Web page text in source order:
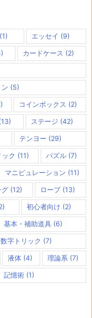
(1) エッセイ (9)
カードケース (2)
(5)
コインボックス (2)
ステージ (42)
テンヨー (29)
ク (11) パズル(7)
マニピュレーション (11)
グ(12) ロープ(13)
初心者向け (2)
基本・補助道具 (6)
数字トリック (7)
液体 (4) 理論系 (7)
記憶術 (1)